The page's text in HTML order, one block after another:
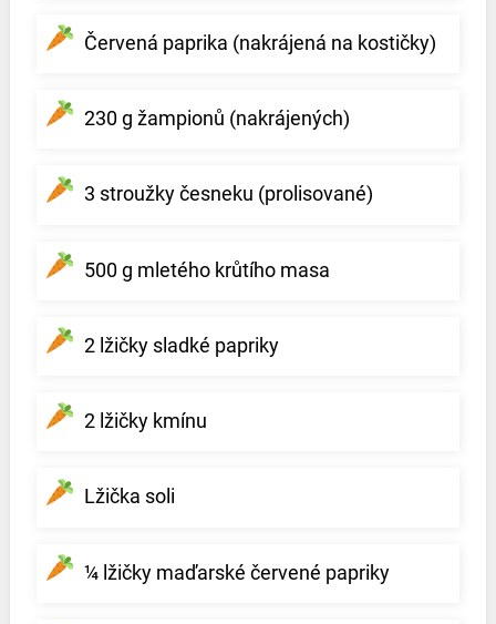
Červená paprika (nakrájená na kostičky)
230 g žampionů (nakrájených)
3 stroužky česneku (prolisované)
500 g mletého krůtího masa
2 lžičky sladké papriky
2 lžičky kmínu
Lžička soli
¼ lžičky maďarské červené papriky